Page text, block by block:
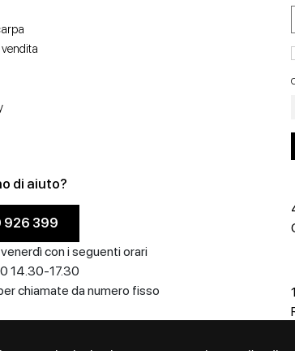
di aiuto?
926 399
con i seguenti orari
14.30-17.30
chiamate da numero fisso